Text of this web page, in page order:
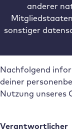
anderer
sonstiger
Nachfolgend
deiner
Nutzung unseres
Verantwortlicher